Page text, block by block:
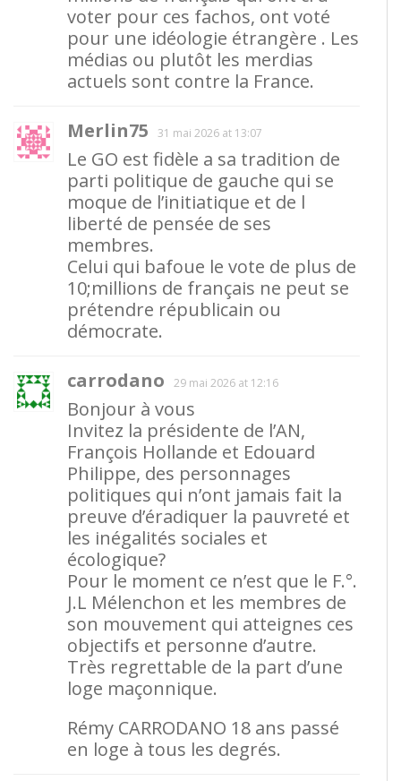
voter pour ces fachos, ont voté
pour une idéologie étrangère . Les
médias ou plutôt les merdias
actuels sont contre la France.
Merlin75 31 mai 2026 at 13:07
Le GO est fidèle a sa tradition de
parti politique de gauche qui se
moque de l’initiatique et de l
liberté de pensée de ses
membres.
Celui qui bafoue le vote de plus de
10;millions de français ne peut se
prétendre républicain ou
démocrate.
carrodano 29 mai 2026 at 12:16
Bonjour à vous
Invitez la présidente de l’AN,
François Hollande et Edouard
Philippe, des personnages
politiques qui n’ont jamais fait la
preuve d’éradiquer la pauvreté et
les inégalités sociales et
écologique?
Pour le moment ce n’est que le F.°.
J.L Mélenchon et les membres de
son mouvement qui atteignes ces
objectifs et personne d’autre.
Très regrettable de la part d’une
loge maçonnique.
Rémy CARRODANO 18 ans passé
en loge à tous les degrés.